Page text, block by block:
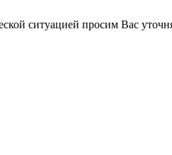
ситуацией просим Вас